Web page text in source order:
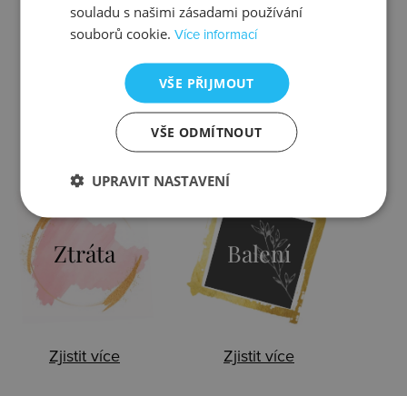
Kontrola
Zjistit více
Výměna
Zjistit více
Ztráta
Zjistit více
Balení
Zjistit více
souladu s našimi zásadami používání
souborů cookie.Více informací
VŠE PŘIJMOUT
VŠE ODMÍTNOUT
UPRAVIT NASTAVENÍ